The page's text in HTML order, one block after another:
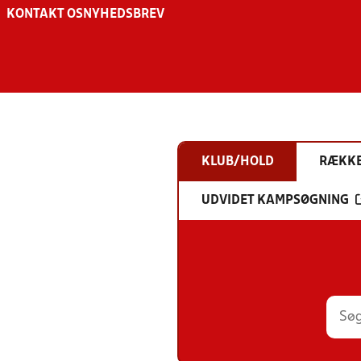
KONTAKT OS NYHEDSBREV
KLUB/HOLD
UDVIDET KAMPSØGNING